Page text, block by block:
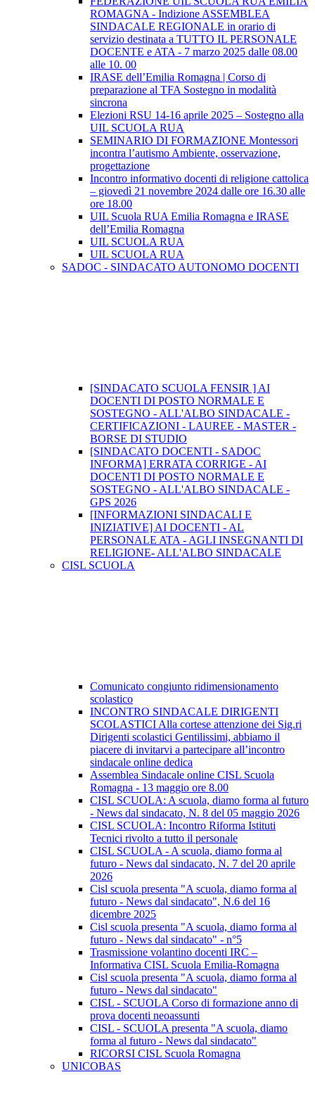
ROMAGNA - Indizione ASSEMBLEA
SINDACALE REGIONALE in orario di
servizio destinata a TUTTO IL PERSONALE
DOCENTE e ATA - 7 marzo 2025 dalle 08.00
alle 10. 00
IRASE dell’Emilia Romagna | Corso di
preparazione al TFA Sostegno in modalità
sincrona
Elezioni RSU 14-16 aprile 2025 – Sostegno alla
UIL SCUOLA RUA
SEMINARIO DI FORMAZIONE Montessori
incontra l’autismo Ambiente, osservazione,
progettazione
Incontro informativo docenti di religione cattolica
– giovedì 21 novembre 2024 dalle ore 16.30 alle
ore 18.00
UIL Scuola RUA Emilia Romagna e IRASE
dell’Emilia Romagna
UIL SCUOLA RUA
UIL SCUOLA RUA
SADOC - SINDACATO AUTONOMO DOCENTI
[SINDACATO SCUOLA FENSIR ] AI
DOCENTI DI POSTO NORMALE E
SOSTEGNO - ALL'ALBO SINDACALE -
CERTIFICAZIONI - LAUREE - MASTER -
BORSE DI STUDIO
[SINDACATO DOCENTI - SADOC
INFORMA] ERRATA CORRIGE - AI
DOCENTI DI POSTO NORMALE E
SOSTEGNO - ALL'ALBO SINDACALE -
GPS 2026
[INFORMAZIONI SINDACALI E
INIZIATIVE] AI DOCENTI - AL
PERSONALE ATA - AGLI INSEGNANTI DI
RELIGIONE- ALL'ALBO SINDACALE
CISL SCUOLA
Comunicato congiunto ridimensionamento
scolastico
INCONTRO SINDACALE DIRIGENTI
SCOLASTICI Alla cortese attenzione dei Sig.ri
Dirigenti scolastici Gentilissimi, abbiamo il
piacere di invitarvi a partecipare all’incontro
sindacale online dedica
Assemblea Sindacale online CISL Scuola
Romagna - 13 maggio ore 8.00
CISL SCUOLA: A scuola, diamo forma al futuro
- News dal sindacato, N. 8 del 05 maggio 2026
CISL SCUOLA: Incontro Riforma Istituti
Tecnici rivolto a tutto il personale
CISL SCUOLA - A scuola, diamo forma al
futuro - News dal sindacato, N. 7 del 20 aprile
2026
Cisl scuola presenta "A scuola, diamo forma al
futuro - News dal sindacato", N.6 del 16
dicembre 2025
Cisl scuola presenta "A scuola, diamo forma al
futuro - News dal sindacato" - n°5
Trasmissione volantino docenti IRC –
Informativa CISL Scuola Emilia-Romagna
Cisl scuola presenta "A scuola, diamo forma al
futuro - News dal sindacato"
CISL - SCUOLA Corso di formazione anno di
prova docenti neoassunti
CISL - SCUOLA presenta "A scuola, diamo
forma al futuro - News dal sindacato"
RICORSI CISL Scuola Romagna
UNICOBAS